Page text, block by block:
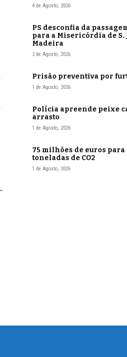
4 de Agosto, 2026
PS desconfia da
para a Misericórdia de S.
Madeira
2 de Agosto, 2026
Prisão preventiva por
1 de Agosto, 2026
Polícia apreende peixe
arrasto
1 de Agosto, 2026
75 milhões de euros
toneladas de CO2
1 de Agosto, 2026